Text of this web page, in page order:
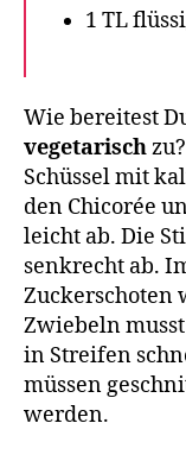
1 TL
Wie bereitest
vegetarisch
Schüssel mit
den Chicorée
leicht ab. Die
senkrecht ab.
Zuckerschoten
Zwiebeln
in Streifen
müssen
werden.